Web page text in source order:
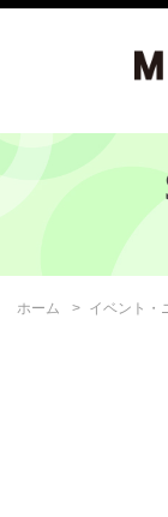
ホーム イベント・